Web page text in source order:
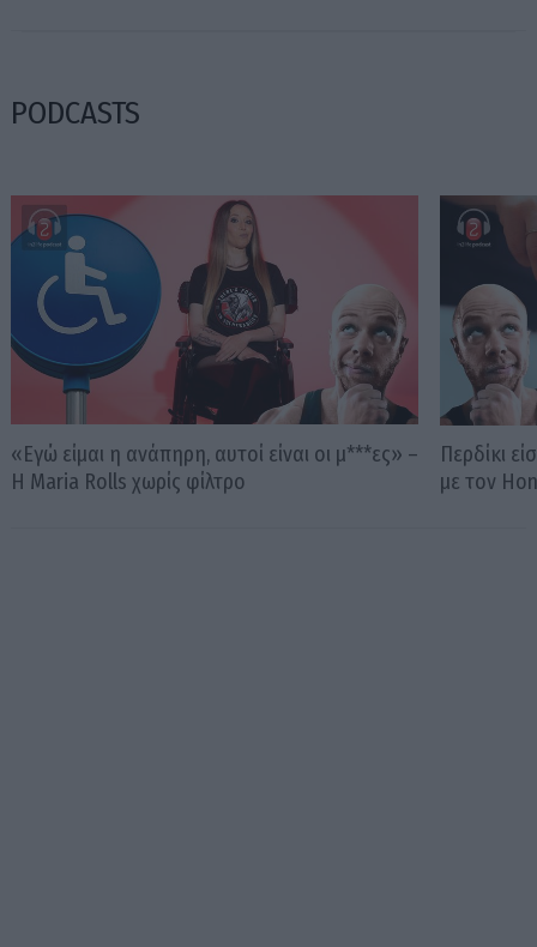
PODCASTS
«Εγώ είμαι η ανάπηρη, αυτοί είναι οι μ***ες» –
Η Maria Rolls χωρίς φίλτρο
Περδίκι
με τον